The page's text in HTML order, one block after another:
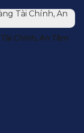
Chính, An Tâm